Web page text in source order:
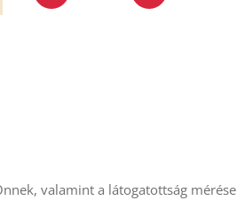
nyilatkozat
Sütik kezelése
valamint a látogatottság mérése